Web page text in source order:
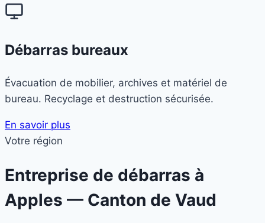
Débarras bureaux
Évacuation de mobilier, archives et matériel de
bureau. Recyclage et destruction sécurisée.
En savoir plus
Votre région
Entreprise de débarras à
Apples — Canton de Vaud